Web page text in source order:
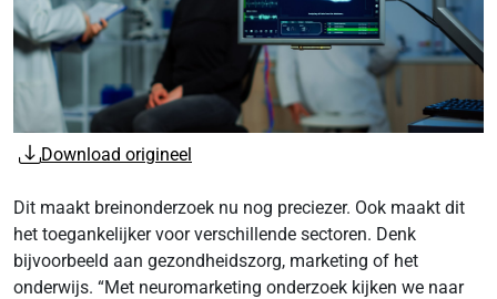
Download origineel
Dit maakt breinonderzoek nu nog preciezer. Ook maakt dit
het toegankelijker voor verschillende sectoren. Denk
bijvoorbeeld aan gezondheidszorg, marketing of het
onderwijs. “Met neuromarketing onderzoek kijken we naar